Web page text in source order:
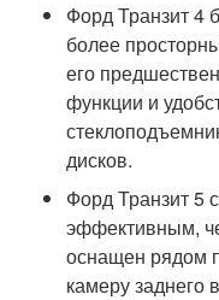
Форд Транзит 4
более
его
функции и
дисков.
Форд Транзит 5
эффективным,
оснащен рядом
камеру заднего